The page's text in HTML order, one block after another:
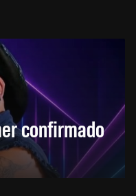
confirmado